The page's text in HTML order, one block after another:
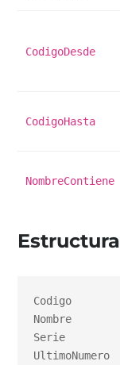
CodigoDesde
CodigoHasta
NombreContiene
Codigo
Nombre
Serie
UltimoNumero